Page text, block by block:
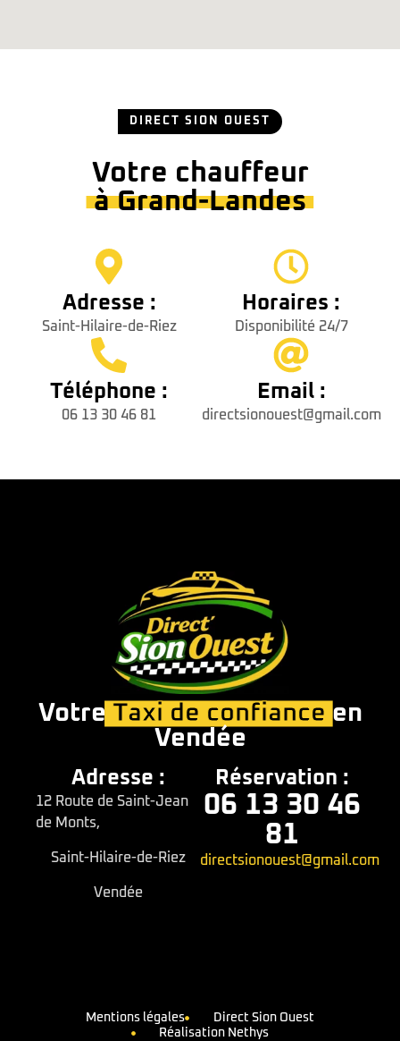
DIRECT SION OUEST
Votre chauffeur
à Grand-Landes
Adresse :
Saint-Hilaire-de-Riez
Horaires :
Disponibilité 24/7
Téléphone :
06 13 30 46 81
Email :
directsionouest@gmail.com
Votre Taxi de confiance en
Vendée
Adresse :
12 Route de Saint-Jean
de Monts,
Saint-Hilaire-de-Riez
Vendée
Réservation :
06 13 30 46
81
directsionouest@gmail.com
Mentions légales
Direct Sion Ouest
Réalisation Nethys